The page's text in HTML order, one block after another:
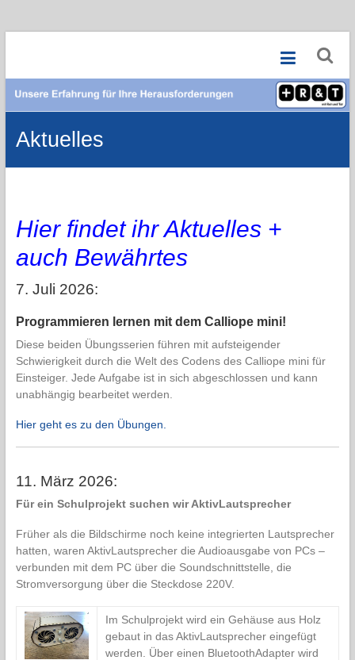
Rat
und
Tat
Wir
Aktuelles
Hier findet ihr Aktuelles +
auch Bewährtes
7. Juli 2026:
Programmieren lernen mit dem Calliope mini!
Diese beiden Übungsserien führen mit aufsteigender
Schwierigkeit durch die Welt des Codens des Calliope mini für
Einsteiger. Jede Aufgabe ist in sich abgeschlossen und kann
unabhängig bearbeitet werden.
Hier geht es zu den Übungen.
11. März 2026:
Für ein Schulprojekt suchen wir AktivLautsprecher
Früher als die Bildschirme noch keine integrierten Lautsprecher
hatten, waren AktivLautsprecher die Audioausgabe von PCs –
verbunden mit dem PC über die Soundschnittstelle, die
Stromversorgung über die Steckdose 220V.
Im Schulprojekt wird ein Gehäuse aus Holz
gebaut in das AktivLautsprecher eingefügt
werden. Über einen BluetoothAdapter wird